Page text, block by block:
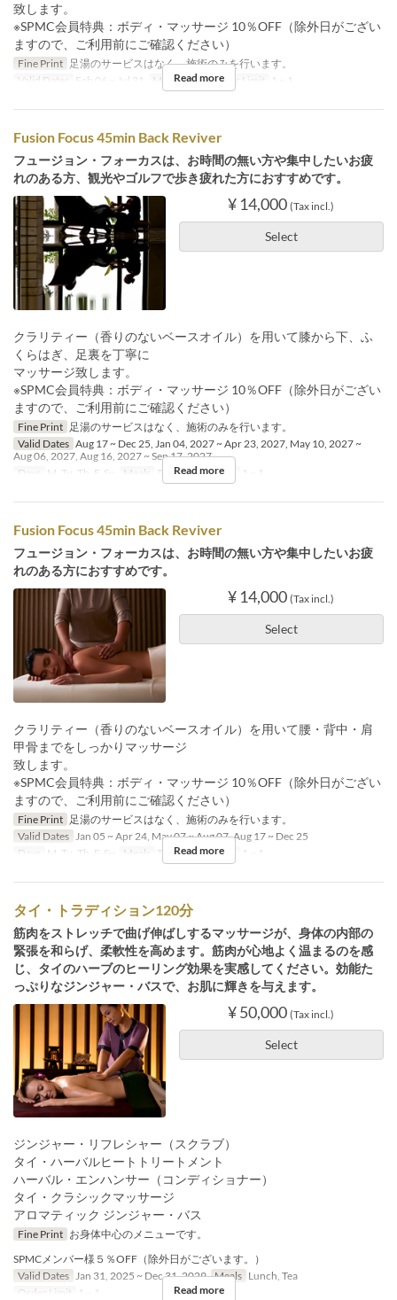
致します。
※SPMC会員特典：ボディ・マッサージ 10％OFF（除外日がござい
ますので、ご利用前にご確認ください）
Fine Print 足湯のサービスはなく、施術のみを行います。
Valid Dates
Feb 06 ~ Jul 31 Meals Tea Order Limit 1 ~ 1
Read more
Fusion Focus 45min Back Reviver
フュージョン・フォーカスは、お時間の無い方や集中したいお疲
れのある方、観光やゴルフで歩き疲れた方におすすめです。
¥ 14,000 (Tax incl.)
Select
クラリティー（香りのないベースオイル）を用いて膝から下、ふ
くらはぎ、足裏を丁寧に
マッサージ致します。
※SPMC会員特典：ボディ・マッサージ 10％OFF（除外日がござい
ますので、ご利用前にご確認ください）
Fine Print
足湯のサービスはなく、施術のみを行います。
Valid Dates Aug 17 ~ Dec 25, Jan 04, 2027 ~ Apr 23, 2027, May 10, 2027 ~
Aug 06, 2027, Aug 16, 2027 ~ Sep 17, 2027
Days
M, Tu, Th, F, Su Meals Tea Order Limit 1 ~ 1
Read more
Fusion Focus 45min Back Reviver
フュージョン・フォーカスは、お時間の無い方や集中したいお疲
れのある方におすすめです。
¥ 14,000 (Tax incl.)
Select
クラリティー（香りのないベースオイル）を用いて腰・背中・肩
甲骨までをしっかりマッサージ
致します。
※SPMC会員特典：ボディ・マッサージ 10％OFF（除外日がござい
ますので、ご利用前にご確認ください）
Fine Print
足湯のサービスはなく、施術のみを行います。
Valid Dates
Jan 05 ~ Apr 24, May 07 ~ Aug 07, Aug 17 ~ Dec 25
Days
M, Tu, Th, F, Su Meals Tea Order Limit 1 ~ 1
Read more
タイ・トラディション120分
筋肉をストレッチで曲げ伸ばしするマッサージが、身体の内部の
緊張を和らげ、柔軟性を高めます。筋肉が心地よく温まるのを感
じ、タイのハーブのヒーリング効果を実感してください。効能た
っぷりなジンジャー・バスで、お肌に輝きを与えます。
¥ 50,000 (Tax incl.)
Select
ジンジャー・リフレシャー（スクラブ）
タイ・ハーバルヒートトリートメント
ハーバル・エンハンサー（コンディショナー）
タイ・クラシックマッサージ
アロマティック ジンジャー・バス
Fine Print お身体中心のメニューです。
SPMCメンバー様５％OFF（除外日がございます。）
Valid Dates Jan 31, 2025 ~ Dec 31, 2029 Meals Lunch, Tea
Order Limit
1 ~ 1 Read more